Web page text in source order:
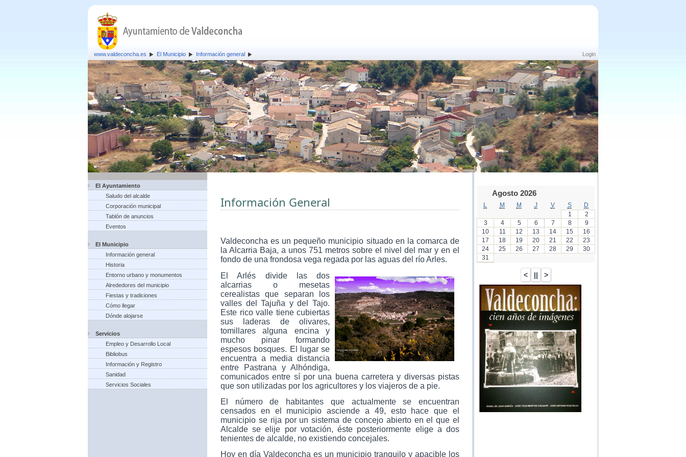
Login
www.valdeconcha.es El Municipio Información general
El Ayuntamiento
Saludo del alcalde
Corporación municipal
Tablón de anuncios
Eventos
El Municipio
Información general
Historia
Entorno urbano y monumentos
Alrededores del municipio
Fiestas y tradiciones
Cómo llegar
Dónde alojarse
Servicios
Empleo y Desarrollo Local
Bibliobus
Información y Registro
Sanidad
Servicios Sociales
Información General
Valdeconcha es un pequeño municipio situado en la comarca de
la Alcarria Baja, a unos 751 metros sobre el nivel del mar y en el
fondo de una frondosa vega regada por las aguas del río Arles.
El Arlés divide las dos
alcarrias o mesetas
cerealistas que separan los
valles del Tajuña y del Tajo.
Este rico valle tiene cubiertas
sus laderas de olivares,
tomillares alguna encina y
mucho pinar formando
espesos bosques. El lugar se
encuentra a media distancia
entre Pastrana y Alhóndiga,
comunicados entre sí por una buena carretera y diversas pistas
que son utilizadas por los agricultores y los viajeros de a pie.
El número de habitantes que actualmente se encuentran
censados en el municipio asciende a 49, esto hace que el
municipio se rija por un sistema de concejo abierto en el que el
Alcalde se elije por votación, éste posteriormente elige a dos
tenientes de alcalde, no existiendo concejales.
Hoy en día Valdeconcha es un municipio tranquilo y apacible los
Agosto 2026
M M J V S
D
1
2
3
4 5 6 7 8
9
10
11 12 13 14 15
16
17
18 19 20 21 22
23
24
25 26 27 28 29
30
31